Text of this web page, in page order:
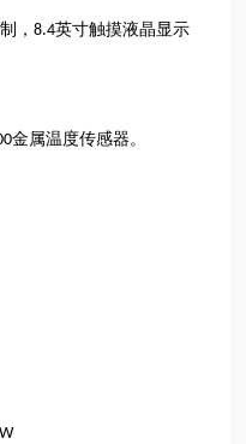
，8.4英寸触摸液晶显示
金属温度传感器。